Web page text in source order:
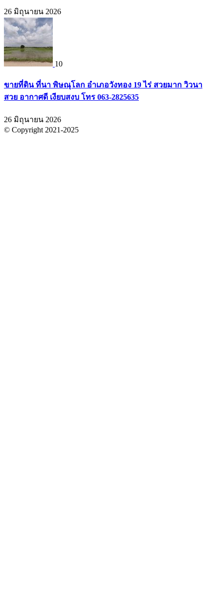
26 มิถุนายน 2026
10
ขายที่ดิน ที่นา พิษณุโลก อำเภอวังทอง 19 ไร่ สวยมาก วิวนา
สวย อากาศดี เงียบสงบ โทร 063-2825635
26 มิถุนายน 2026
© Copyright 2021-2025